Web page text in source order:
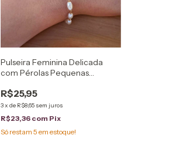
Pulseira Feminina Delicada
com Pérolas Pequenas
R$25,95
3x de R$8,65 sem juros
R$23,36 com Pix
Só restam 5 em estoque!